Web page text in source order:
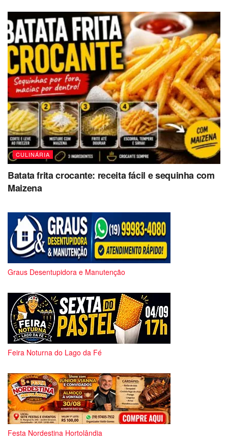
CULINÁRIA
Batata frita crocante: receita fácil e sequinha com
Maizena
Graus Desentupidora e Manutenção
Feira Noturna do Lago da Fé
Festa Nordestina Hortolândia